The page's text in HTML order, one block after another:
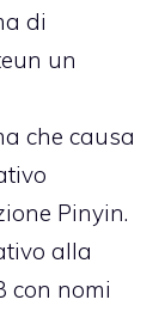
di
un
che causa
Pinyin.
alla
con nomi